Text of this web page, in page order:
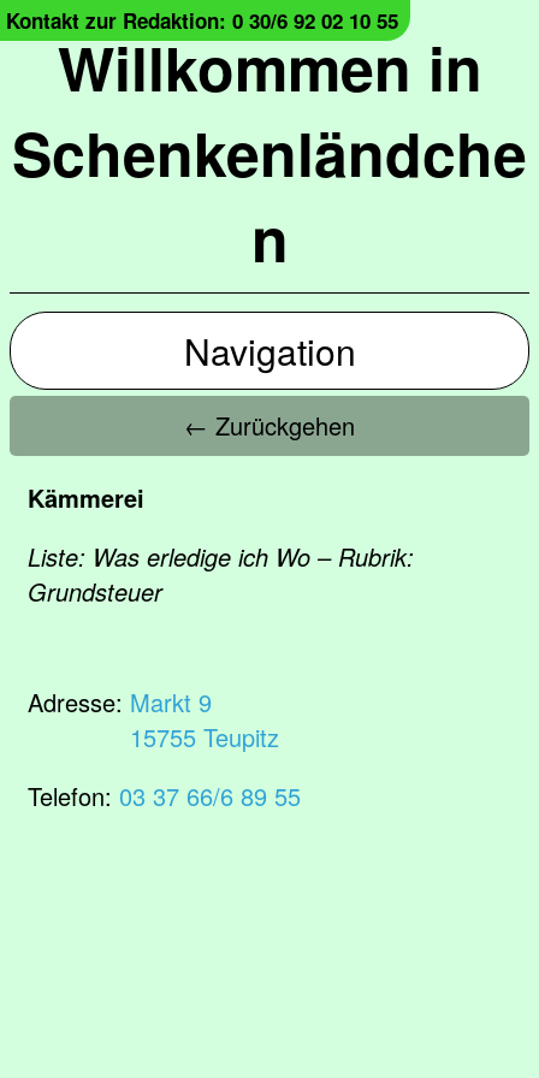
Willkommen in
Schenkenländche
n
Kontakt zur Redaktion: 0 30/6 92 02 10 55
Navigation
← Zurückgehen
Kämmerei
Liste: Was erledige ich Wo – Rubrik:
Grundsteuer
Adresse: Markt 9
15755 Teupitz
Telefon: 03 37 66/6 89 55